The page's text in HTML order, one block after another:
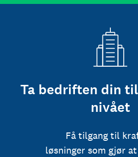
Ta bedriften din
nivået
Få tilgang til
løsninger som gjør